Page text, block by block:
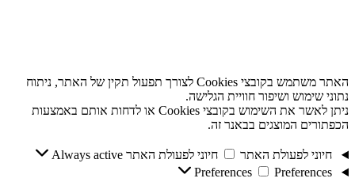
האתר משתמש בקובצי Cookies לצורך תפעול תקין של האתר, ניתוח
נתוני שימוש ושיפור חוויית הגלישה.
ניתן לאשר את השימוש בקובצי Cookies או לדחות אותם באמצעות
הכפתורים המוצגים בבאנר זה.
חיוני לפעולת האתר חיוני לפעולת האתר Always active
Preferences
Preferences